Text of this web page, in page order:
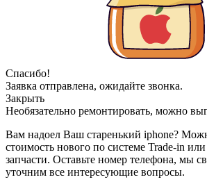
Спасибо!
Заявка отправлена, ожидайте звонка.
Закрыть
Необязательно ремонтировать, можно
Вам надоел Ваш старенький iphone?
стоимость нового по системе Trade-in
запчасти. Оставьте номер телефона, мы
уточним все интересующие вопросы.